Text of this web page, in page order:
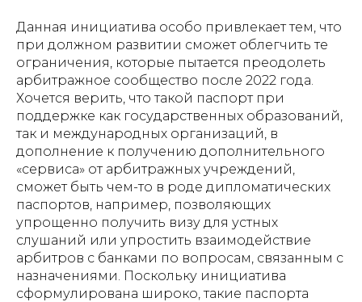
Данная инициатива особо привлекает тем, что
при должном развитии сможет облегчить те
ограничения, которые пытается преодолеть
арбитражное сообщество после 2022 года.
Хочется верить, что такой паспорт при
поддержке как государственных образований,
так и международных организаций, в
дополнение к получению дополнительного
«сервиса» от арбитражных учреждений,
сможет быть чем-то в роде дипломатических
паспортов, например, позволяющих
упрощенно получить визу для устных
слушаний или упростить взаимодействие
арбитров с банками по вопросам, связанным с
назначениями. Поскольку инициатива
сформулирована широко, такие паспорта